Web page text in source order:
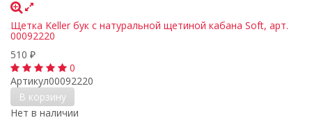
Щетка Keller бук с натуральной щетиной кабана Soft, арт.
00092220
510 ₽
0
Артикул00092220
В корзину
Нет в наличии